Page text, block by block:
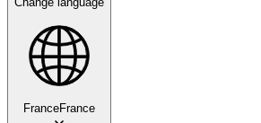
FranceFrance